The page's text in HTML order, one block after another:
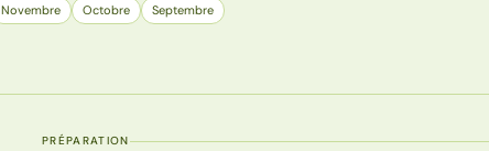
Novembre Octobre Septembre
PRÉPARATION